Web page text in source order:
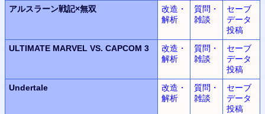
アルスラーン戦記×無双
改造・
解析
質問・
雑談
セーブ
データ
投稿
ULTIMATE MARVEL VS. CAPCOM 3
改造・
解析
質問・
雑談
セーブ
データ
投稿
Undertale
改造・
解析
質問・
雑談
セーブ
データ
投稿